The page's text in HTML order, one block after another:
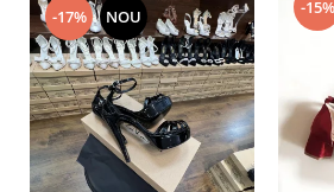
-17% NOU -15%